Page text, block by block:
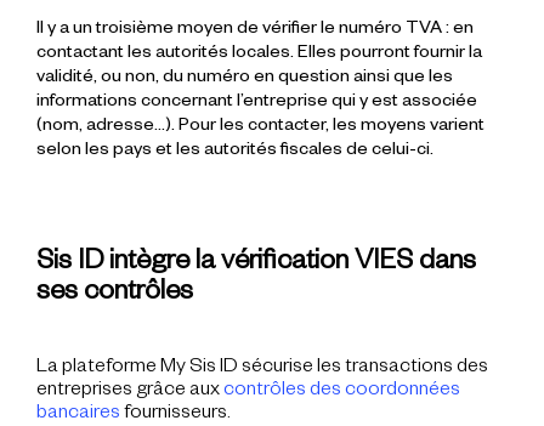
Il y a un troisième moyen de vérifier le numéro TVA : en
contactant les autorités locales. Elles pourront fournir la
validité, ou non, du numéro en question ainsi que les
informations concernant l’entreprise qui y est associée
(nom, adresse…). Pour les contacter, les moyens varient
selon les pays et les autorités fiscales de celui-ci.
Sis ID intègre la vérification VIES dans
ses contrôles
La plateforme My Sis ID sécurise les transactions des
entreprises grâce auxcontrôles des coordonnées
bancaires fournisseurs.